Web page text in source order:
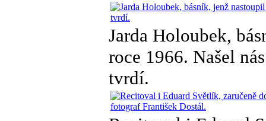
Jarda Holoubek,
roce 1966. Našel
tvrdí.